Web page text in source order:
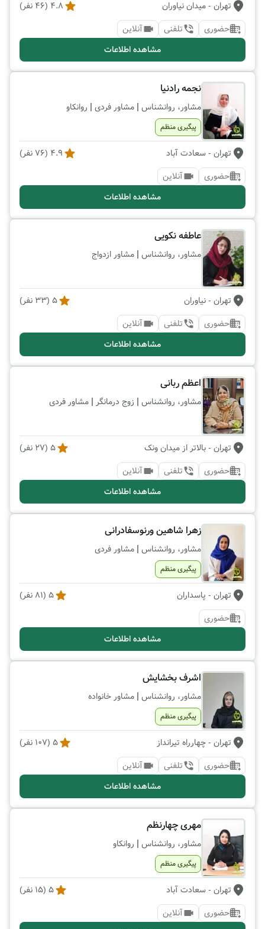
تهران - میدان نیاوران 4.8
(
46 نفر)
حضوری
تلفنی
آنلاین
مشاهده اطلاعات
نجمه رادنیا
مشاور، روانشناس | مشاور فردی | روانکاو
پیگیری منظم
تهران - سعادت آباد 4.9
(
76 نفر)
حضوری
آنلاین
مشاهده اطلاعات
عاطفه نکویی
مشاور، روانشناس | مشاور ازدواج
تهران - نیاوران 5
(
33 نفر)
حضوری
تلفنی
آنلاین
مشاهده اطلاعات
اعظم ربانی
مشاور، روانشناس | زوج درمانگر | مشاور فردی
تهران - بالاتر از میدان ونک 5
(
27 نفر)
حضوری
تلفنی
آنلاین
مشاهده اطلاعات
زهرا شاهین ورنوسفادرانی
مشاور، روانشناس | مشاور فردی
پیگیری منظم
تهران - پاسداران 5
(
81 نفر)
حضوری
مشاهده اطلاعات
اشرف بخشایش
مشاور، روانشناس | مشاور خانواده
پیگیری منظم
تهران - چهارراه تیرانداز 5
(
107 نفر)
حضوری
تلفنی
آنلاین
مشاهده اطلاعات
مهری چهارنظم
مشاور، روانشناس | روانکاو
پیگیری منظم
تهران - سعادت آباد 5
(
15 نفر)
حضوری
آنلاین